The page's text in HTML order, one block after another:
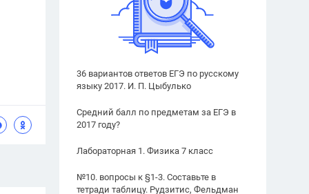
36 вариантов ответов ЕГЭ по русскому
языку 2017. И. П. Цыбулько
Средний балл по предметам за ЕГЭ в
2017 году?
Лабораторная 1. Физика 7 класс
№10. вопросы к §1-3. Составьте в
тетради таблицу. Рудзитис, Фельдман